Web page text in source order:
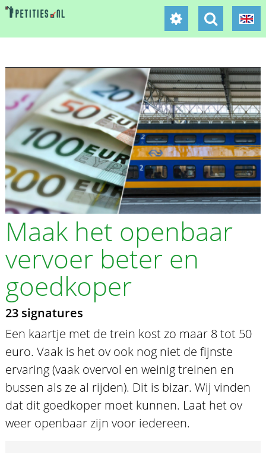
Maak het openbaar
vervoer beter en
goedkoper
23 signatures
Een kaartje met de trein kost zo maar 8 tot 50
euro. Vaak is het ov ook nog niet de fijnste
ervaring (vaak overvol en weinig treinen en
bussen als ze al rijden). Dit is bizar. Wij vinden
dat dit goedkoper moet kunnen. Laat het ov
weer openbaar zijn voor iedereen.